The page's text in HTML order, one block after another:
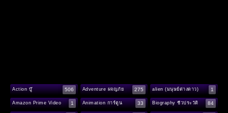
Action บู๊ 506 Adventure ผจญภัย 275 alien (มนุษย์ต่างดาว) 1
Amazon Prime Video 1 Animation การ์ตูน 33 Biography ชีวประวัติ 84